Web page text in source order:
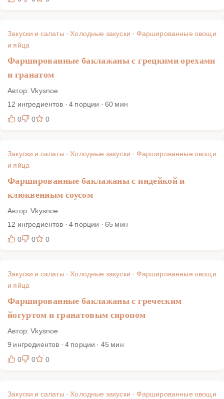
Закуски и салаты ·Холодные закуски · Фаршированные овощи
и яйца
Фаршированные баклажаны с грецкими орехами
и гранатом
Автор: Vkysnoe
12 ингредиентов · 4 порции · 60 мин
0
0 0
Закуски и салаты ·Холодные закуски · Фаршированные овощи
и яйца
Фаршированные баклажаны с индейкой и
клюквенным соусом
Автор: Vkysnoe
12 ингредиентов · 4 порции · 65 мин
0
0 0
Закуски и салаты ·Холодные закуски · Фаршированные овощи
и яйца
Фаршированные баклажаны с греческим
йогуртом и гранатовым сиропом
Автор: Vkysnoe
9 ингредиентов · 4 порции · 45 мин
0
0 0
Закуски и салаты ·Холодные закуски · Фаршированные овощи